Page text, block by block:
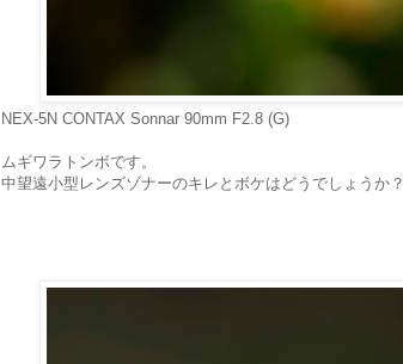
NEX-5N CONTAX Sonnar 90mm F2.8 (G)
ムギワラトンボです。
中望遠小型レンズゾナーのキレとボケはどうでしょうか？